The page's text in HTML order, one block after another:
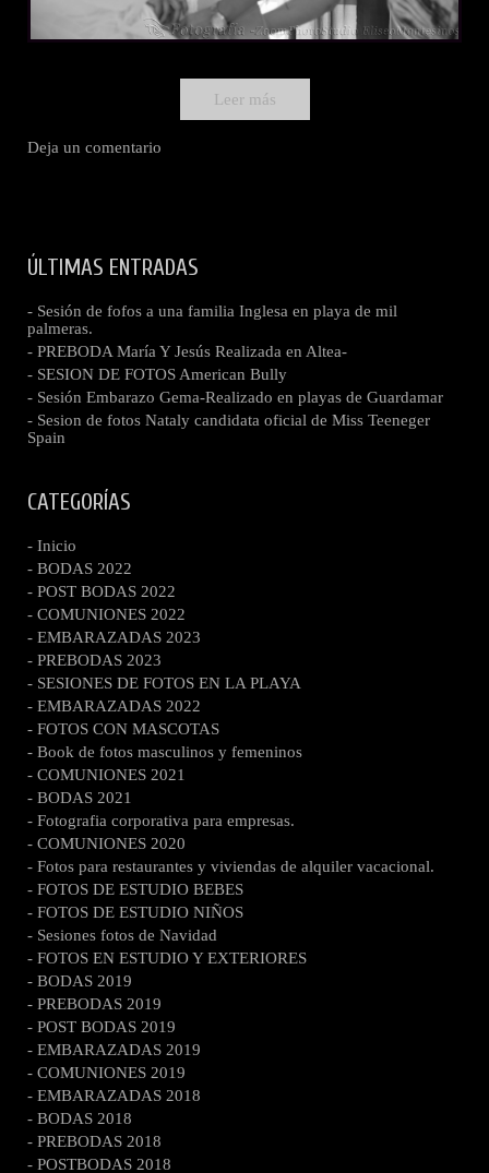
Leer más
Deja un comentario
ÚLTIMAS ENTRADAS
- Sesión de fofos a una familia Inglesa en playa de mil
palmeras.
- PREBODA María Y Jesús Realizada en Altea-
- SESION DE FOTOS American Bully
- Sesión Embarazo Gema-Realizado en playas de Guardamar
- Sesion de fotos Nataly candidata oficial de Miss Teeneger
Spain
CATEGORÍAS
- Inicio
- BODAS 2022
- POST BODAS 2022
- COMUNIONES 2022
- EMBARAZADAS 2023
- PREBODAS 2023
- SESIONES DE FOTOS EN LA PLAYA
- EMBARAZADAS 2022
- FOTOS CON MASCOTAS
- Book de fotos masculinos y femeninos
- COMUNIONES 2021
- BODAS 2021
- Fotografia corporativa para empresas.
- COMUNIONES 2020
- Fotos para restaurantes y viviendas de alquiler vacacional.
- FOTOS DE ESTUDIO BEBES
- FOTOS DE ESTUDIO NIÑOS
- Sesiones fotos de Navidad
- FOTOS EN ESTUDIO Y EXTERIORES
- BODAS 2019
- PREBODAS 2019
- POST BODAS 2019
- EMBARAZADAS 2019
- COMUNIONES 2019
- EMBARAZADAS 2018
- BODAS 2018
- PREBODAS 2018
- POSTBODAS 2018